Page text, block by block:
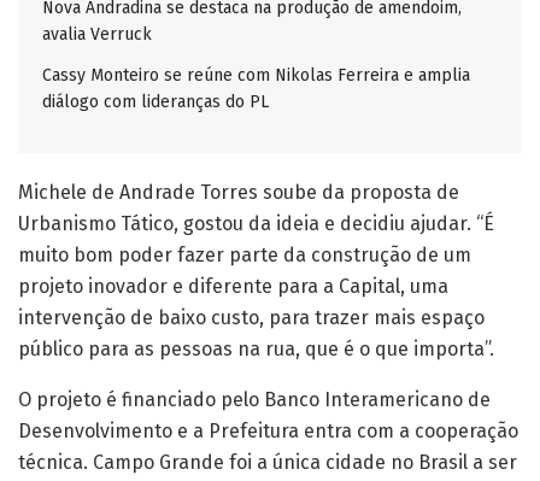
Nova Andradina se destaca na produção de amendoim,
avalia Verruck
Cassy Monteiro se reúne com Nikolas Ferreira e amplia
diálogo com lideranças do PL
Michele de Andrade Torres soube da proposta de
Urbanismo Tático, gostou da ideia e decidiu ajudar. “É
muito bom poder fazer parte da construção de um
projeto inovador e diferente para a Capital, uma
intervenção de baixo custo, para trazer mais espaço
público para as pessoas na rua, que é o que importa”.
O projeto é financiado pelo Banco Interamericano de
Desenvolvimento e a Prefeitura entra com a cooperação
técnica. Campo Grande foi a única cidade no Brasil a ser